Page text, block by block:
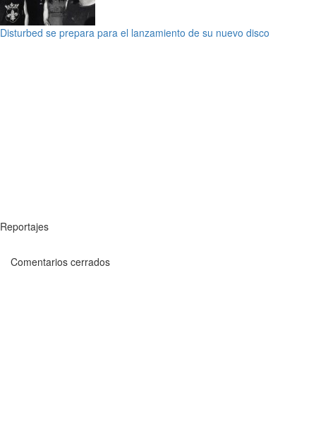
Disturbed se prepara para el lanzamiento de su nuevo disco
Reportajes
Comentarios cerrados